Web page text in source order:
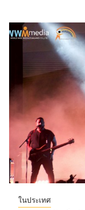
ในประเทศ